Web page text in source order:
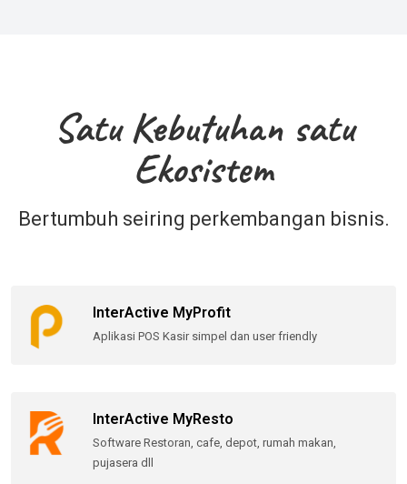
Satu Kebutuhan satu
Ekosistem
Bertumbuh seiring perkembangan bisnis.
InterActive MyProfit
Aplikasi POS Kasir simpel dan user friendly
InterActive MyResto
Software Restoran, cafe, depot, rumah makan,
pujasera dll